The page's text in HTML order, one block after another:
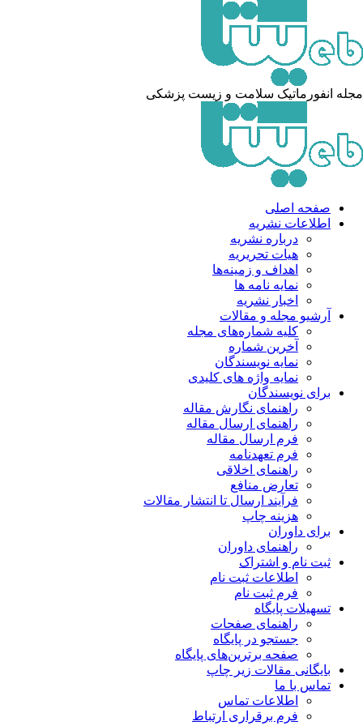
انفورماتیک سلامت و زیست پزشکی
صفحه اصلی
اطلاعات نشریه
درباره نشریه
هیات تحریریه
اهداف و زمینه‌ها
نمایه نامه ها
اخبار نشریه
آرشیو مجله و مقالات
کلیه شماره‌های مجله
آخرین شماره
نمایه نویسندگان
نمایه واژه های کلیدی
برای نویسندگان
راهنمای نگارش مقاله
راهنمای ارسال مقاله
فرم ارسال مقاله
فرم تعهدنامه
راهنمای اخلاقی
تعارض منافع
فرآیند ارسال تا انتشار مقالات
هزینه چاپ
برای داوران
راهنمای داوران
ثبت نام و اشتراک
اطلاعات ثبت نام
فرم ثبت نام
تسهیلات پایگاه
راهنمای صفحات
جستجو در پایگاه
صفحه برترین‌های پایگاه
بایگانی مقالات زیر چاپ
تماس با ما
اطلاعات تماس
فرم برقراری ارتباط